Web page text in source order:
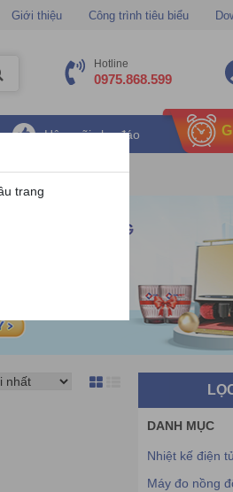
Giới thiệu Công trình tiêu biểu
Hotline
0975.868.599
Hậu mãi chu đáo
DANH MỤC
Nhiệt kế điện
Máy đo nồng
trang